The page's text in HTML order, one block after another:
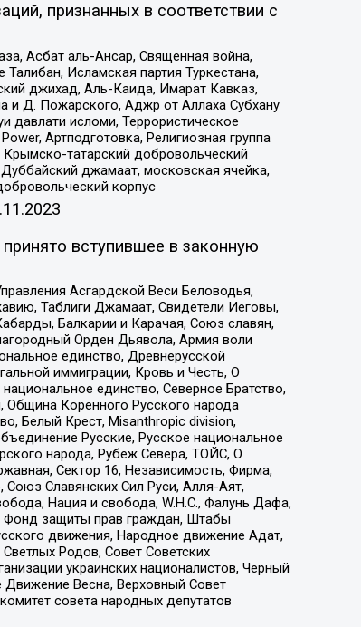
признанных в соответствии с
Асбат аль-Ансар, Священная война,
Исламская партия Туркестана,
джихад, Аль-Каида, Имарат Кавказ,
и Д. Пожарского, Аджр от Аллаха Субхану
исломи, Террористическое
Артподготовка, Религиозная группа
Крымско-татарский добровольческий
джамаат, московская ячейка,
корпус
вступившее в законную
Асгардской Веси Беловодья,
Таблиги Джамаат, Свидетели Иеговы,
Балкарии и Карачая, Союз славян,
Орден Дьявола, Армия воли
единство, Древнерусской
иммиграции, Кровь и Честь, О
единство, Северное Братство,
Община Коренного Русского народа
Белый Крест, Misanthropic division,
Русские, Русское национальное
народа, Рубеж Севера, ТОЙС, О
Сектор 16, Независимость, Фирма,
Славянских Сил Руси, Алля-Аят,
Нация и свобода, W.H.С., Фалунь Дафа,
Фонд защиты прав граждан, Штабы
движения, Народное движение Адат,
Родов, Совет Советских
украинских националистов, Черный
Весна, Верховный Совет
совета народных депутатов